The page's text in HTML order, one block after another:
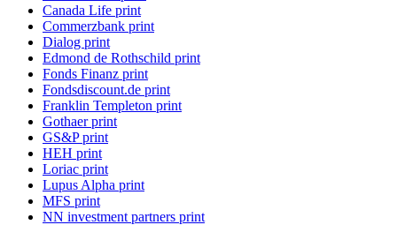
Canada Life print
Commerzbank print
Dialog print
Edmond de Rothschild print
Fonds Finanz print
Fondsdiscount.de print
Franklin Templeton print
Gothaer print
GS&P print
HEH print
Loriac print
Lupus Alpha print
MFS print
NN investment partners print